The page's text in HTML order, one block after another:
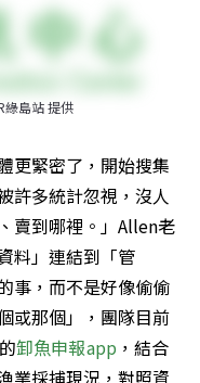
綠島站 提供
更緊密了，開始搜集
許多統計忽視，沒人
賣到哪裡。」Allen老
料」連結到「管
事，而不是好像偷偷
或那個」，團隊目前
卸魚申報app ，結合
業採捕現況，對照資